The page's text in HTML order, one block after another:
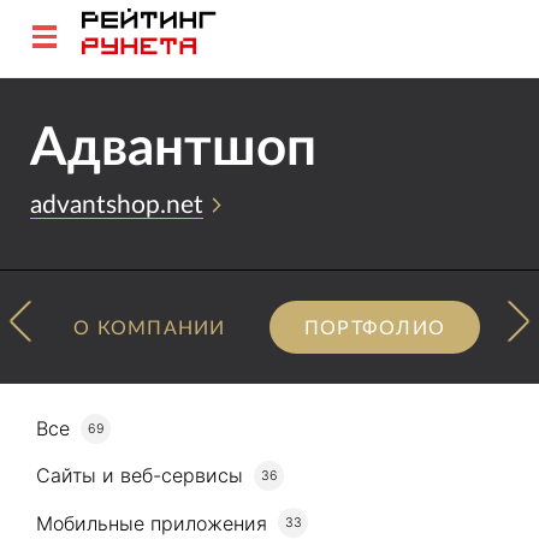
Адвантшоп
advantshop.net
О КОМПАНИИ ПОРТФОЛИО
Все 69
Сайты и веб-сервисы 36
Мобильные приложения 33